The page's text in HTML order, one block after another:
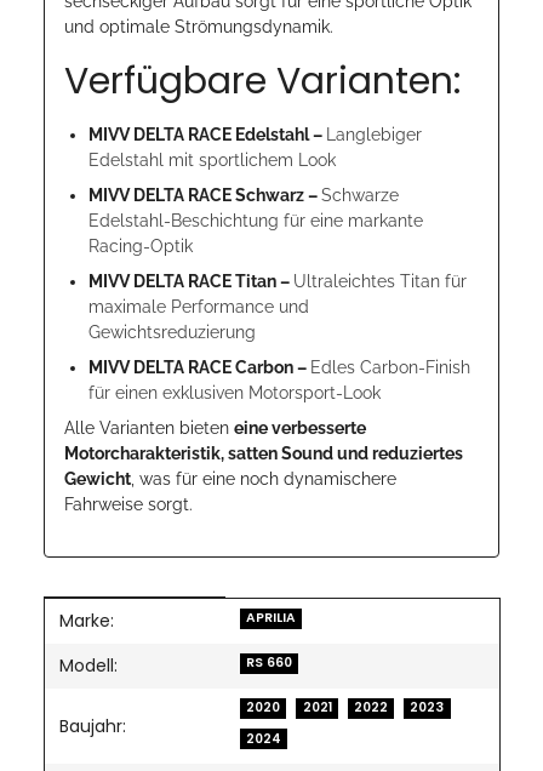
und optimale Strömungsdynamik.
Verfügbare Varianten:
MIVV DELTA RACE Edelstahl –
Langlebiger
Edelstahl mit sportlichem Look
MIVV DELTA RACE Schwarz –Schwarze
Edelstahl-Beschichtung für eine markante
Racing-Optik
MIVV DELTA RACE Titan – Ultraleichtes Titan für
maximale Performance und
Gewichtsreduzierung
MIVV DELTA RACE Carbon – Edles Carbon-Finish
für einen exklusiven Motorsport-Look
Alle Varianten bieten eine verbesserte
Motorcharakteristik, satten Sound und reduziertes
Gewicht , was für eine noch dynamischere
Fahrweise sorgt.
Produkteigenschaft
Wert
Marke: APRILIA
Modell: RS 660
Baujahr:
2020 2021 2022
2023
2024